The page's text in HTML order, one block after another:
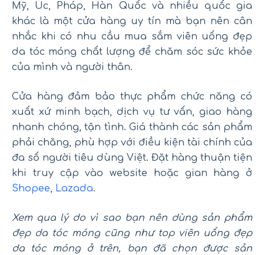
Mỹ, Úc, Pháp, Hàn Quốc và nhiều quốc gia
khác là một cửa hàng uy tín mà bạn nên cân
nhắc khi có nhu cầu mua sắm viên uống đẹp
da tóc móng chất lượng để chăm sóc sức khỏe
của mình và người thân.
Cửa hàng đảm bảo thực phẩm chức năng có
xuất xứ minh bạch, dịch vụ tư vấn, giao hàng
nhanh chóng, tận tình. Giá thành các sản phẩm
phải chăng, phù hợp với điều kiện tài chính của
đa số người tiêu dùng Việt. Đặt hàng thuận tiện
khi truy cập vào website hoặc gian hàng ở
Shopee, Lazada.
Xem qua lý do vì sao bạn nên dùng sản phẩm
đẹp da tóc móng cũng như top viên uống đẹp
da tóc móng ở trên, bạn đã chọn được sản